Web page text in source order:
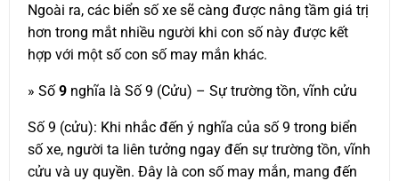
Ngoài ra, các biển số xe sẽ càng được nâng tầm giá trị
hơn trong mắt nhiều người khi con số này được kết
hợp với một số con số may mắn khác.
» Số9 nghĩa là Số 9 (Cửu) – Sự trường tồn, vĩnh cửu
Số 9 (cửu): Khi nhắc đến ý nghĩa của số 9 trong biển
số xe, người ta liên tưởng ngay đến sự trường tồn, vĩnh
cửu và uy quyền. Đây là con số may mắn, mang đến